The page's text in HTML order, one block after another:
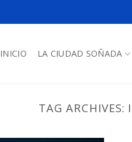
INICIO LA CIUDAD SOÑADA
TAG ARCHIVES: